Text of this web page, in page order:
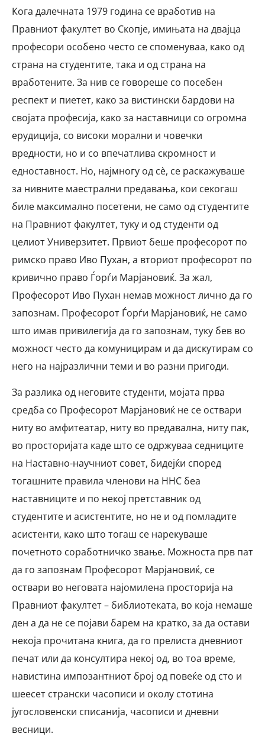
Кога далечната 1979 година се вработив на
Правниот факултет во Скопје, имињата на двајца
професори особено често се споменуваа, како од
страна на студентите, така и од страна на
вработените. За нив се говореше со посебен
респект и пиетет, како за вистински бардови на
својата професија, како за наставници со огромна
ерудиција, со високи морални и човечки
вредности, но и со впечатлива скромност и
едноставност. Но, најмногу од сè, се раскажуваше
за нивните маестрални предавања, кои секогаш
биле максимално посетени, не само од студентите
на Правниот факултет, туку и од студенти од
целиот Универзитет. Првиот беше професорот по
римско право Иво Пухан, а вториот професорот по
кривично право Ѓорѓи Марјановиќ. За жал,
Професорот Иво Пухан немав можност лично да го
запознам. Професорот Ѓорѓи Марјановиќ, не само
што имав привилегија да го запознам, туку бев во
можност често да комуницирам и да дискутирам со
него на најразлични теми и во разни пригоди.
За разлика од неговите студенти, мојата прва
средба со Професорот Марјановиќ не се оствари
ниту во амфитеатар, ниту во предавална, ниту пак,
во просторијата каде што се одржуваа седниците
на Наставно-научниот совет, бидејќи според
тогашните правила членови на ННС беа
наставниците и по некој претставник од
студентите и асистентите, но не и од помладите
асистенти, како што тогаш се нарекуваше
почетното соработничко звање. Можноста прв пат
да го запознам Професорот Марјановиќ, се
оствари во неговата најомилена просторија на
Правниот факултет – библиотеката, во која немаше
ден а да не се појави барем на кратко, за да остави
некоја прочитана книга, да го прелиста дневниот
печат или да консултира некој од, во тоа време,
навистина импозантниот број од повеќе од сто и
шеесет странски часописи и околу стотина
југословенски списанија, часописи и дневни
весници.